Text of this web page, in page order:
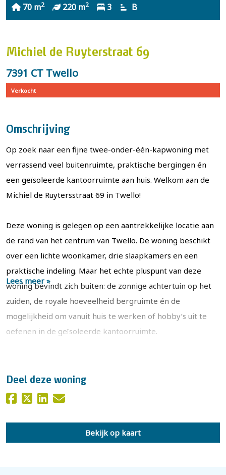
70 m2 220 m2 3 B
Michiel de Ruyterstraat 69
7391 CT Twello
Verkocht
Omschrijving
Op zoek naar een fijne twee-onder-één-kapwoning met
verrassend veel buitenruimte, praktische bergingen én
een geïsoleerde kantoorruimte aan huis. Welkom aan de
Michiel de Ruytersstraat 69 in Twello!
Deze woning is gelegen op een aantrekkelijke locatie aan
de rand van het centrum van Twello. De woning beschikt
over een lichte woonkamer, drie slaapkamers en een
praktische indeling. Maar het echte pluspunt van deze
woning bevindt zich buiten: de zonnige achtertuin op het
zuiden, de royale hoeveelheid bergruimte én de
mogelijkheid om vanuit huis te werken of hobby’s uit te
oefenen in de geïsoleerde kantoorruimte.
woning bevindt zich een eigen oprit, ideaal voor parkeren
op eigen terrein. Achter de woning bevinden zich twee
bergingen en een separate kantoorruimte met
overkapping. De kantoorruimte is geïsoleerd en voorzien
van elektra, ideaal als thuiswerkplek, hobbyruimte of
Lees meer »
Deel deze woning
Bekijk op kaart